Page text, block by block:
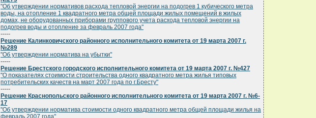
"Об утверждении нормативов расхода тепловой энергии на подогрев 1 кубического метра
воды, на отопление 1 квадратного метра общей площади жилых помещений в жилых
домах, не оборудованных приборами группового учета расхода тепловой энергии на
подогрев воды и отопление за февраль 2007 года"
-----
Решение Калинковичского районного исполнительного комитета от 19 марта 2007 г.
№289
"Об утверждении норматива на убытки"
-----
Решение Брестского городского исполнительного комитета от 19 марта 2007 г. №427
"О показателях стоимости строительства одного квадратного метра жилья типовых
потребительских качеств на март 2007 года по г.Бресту"
-----
Решение Краснопольского районного исполнительного комитета от 19 марта 2007 г. №6-
17
"Об утверждении норматива стоимости одного квадратного метра общей площади жилья на
февраль 2007 года"